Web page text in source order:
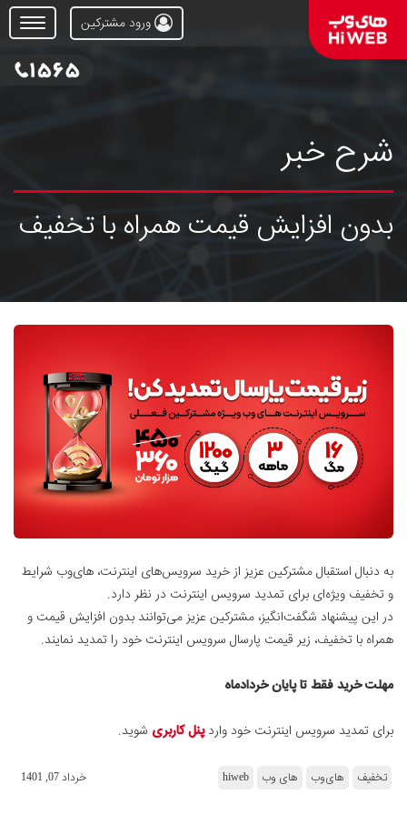
Open
Menu
ورود مشترکین
شرح خبر
بدون افزایش قیمت همراه با تخفیف
به دنبال استقبال مشترکین عزیز از خرید سرویس‌های اینترنت، های‌وب شرایط
و تخفیف ویژه‌ای برای تمدید سرویس‌ اینترنت در نظر دارد.
در این پیشنهاد شگفت‌انگیز، مشترکین عزیز می‌توانند بدون افزایش قیمت و
همراه با تخفیف، زیر قیمت پارسال سرویس اینترنت خود را تمدید نمایند.
مهلت خرید فقط تا پایان خردادماه
برای تمدید سرویس اینترنت خود واردپنل کاربری شوید.
تخفیف های‌وب های وب hiweb خرداد 07, 1401